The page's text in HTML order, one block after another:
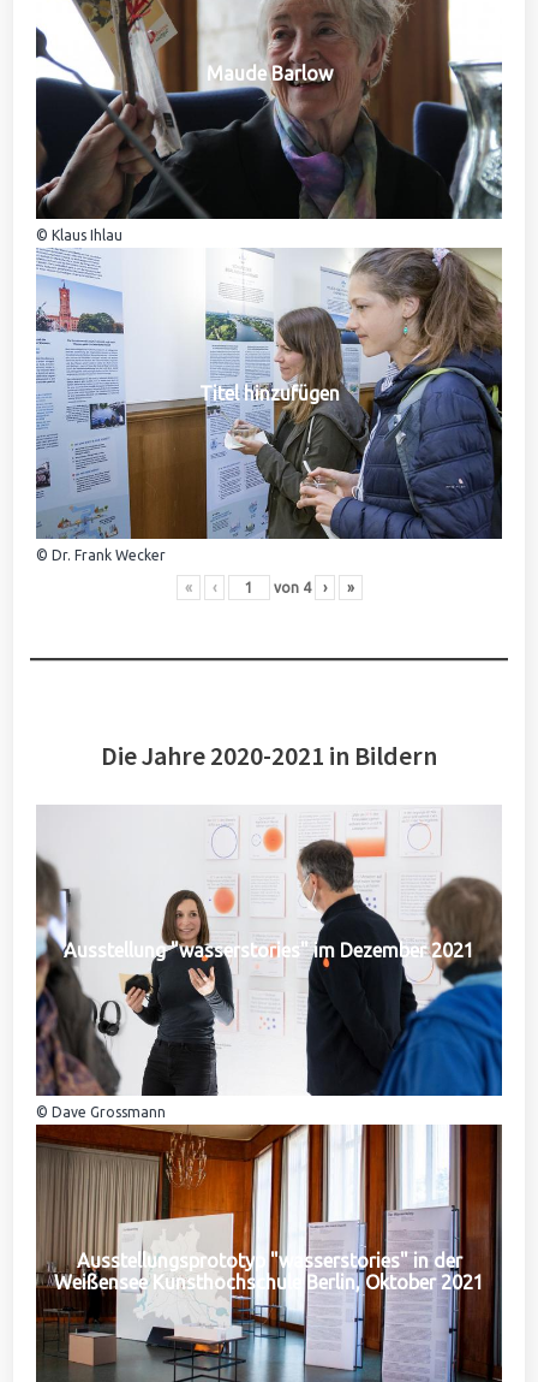
Maude Barlow
© Klaus Ihlau
Titel hinzufügen
© Dr. Frank Wecker
« ‹ von 4 › »
Die Jahre 2020-2021 in Bildern
Ausstellung "wasserstories" im Dezember 2021
© Dave Grossmann
Ausstellungsprototyp "wasserstories" in der
Weißensee Kunsthochschule Berlin, Oktober 2021